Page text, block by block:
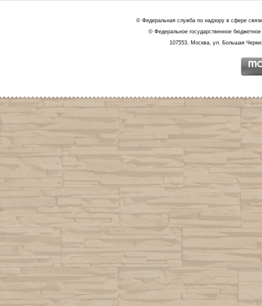
© Федеральная служба по надзору в сфере
© Федеральное государственное
107553, Москва, ул. Большая